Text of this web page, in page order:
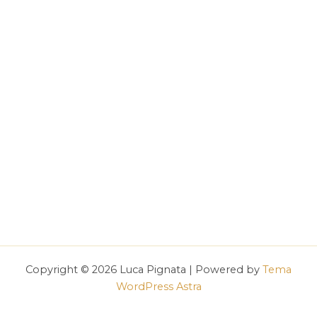
Copyright © 2026 Luca Pignata | Powered by Tema
WordPress Astra